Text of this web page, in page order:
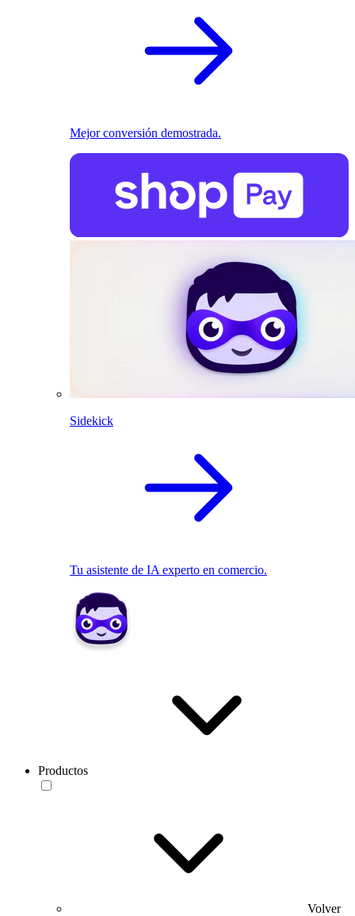
Mejor conversión demostrada.
Sidekick
Tu asistente de IA experto en comercio.
Productos
Volver